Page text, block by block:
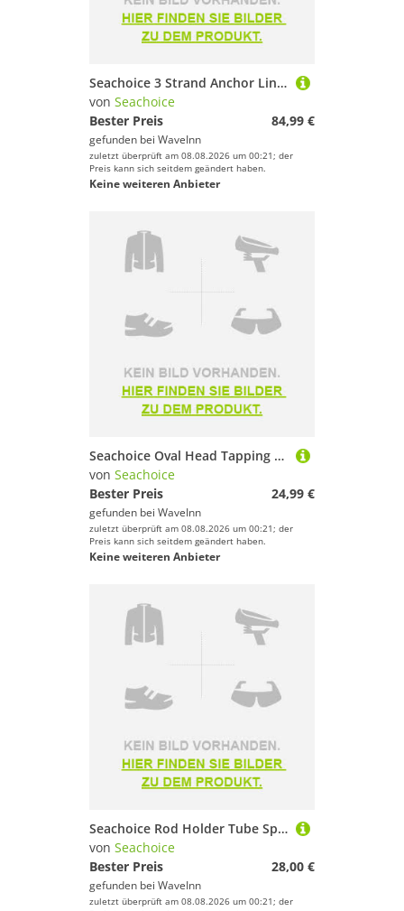
Seachoice 3 Strand Anchor Line Nylon Braided Rope 9 Mm Weiß 46 m
von Seachoice
Bester Preis
84,99 €
gefunden bei WaveInn
zuletzt überprüft am 08.08.2026 um 00:21; der
Preis kann sich seitdem geändert haben.
Keine weiteren Anbieter
Seachoice Oval Head Tapping Screw 203.20 Mm 50 Units Silber 25.4 mm
von Seachoice
Bester Preis
24,99 €
gefunden bei WaveInn
zuletzt überprüft am 08.08.2026 um 00:21; der
Preis kann sich seitdem geändert haben.
Keine weiteren Anbieter
Seachoice Rod Holder Tube Spare Part Silber For Holder 8876
von Seachoice
Bester Preis
28,00 €
gefunden bei WaveInn
zuletzt überprüft am 08.08.2026 um 00:21; der